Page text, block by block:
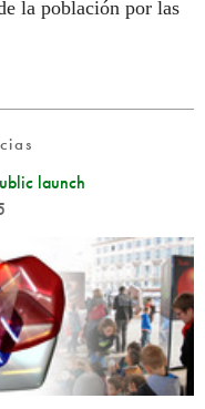
la población por las
launch